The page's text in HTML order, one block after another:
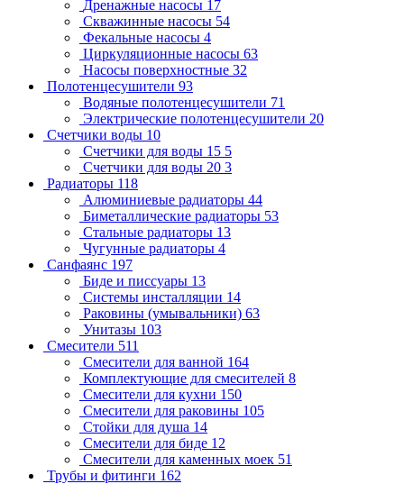
Дренажные насосы 17
Скважинные насосы 54
Фекальные насосы 4
Циркуляционные насосы 63
Насосы поверхностные 32
Полотенцесушители 93
Водяные полотенцесушители 71
Электрические полотенцесушители 20
Счетчики воды 10
Счетчики для воды 15 5
Счетчики для воды 20 3
Радиаторы 118
Алюминиевые радиаторы 44
Биметаллические радиаторы 53
Стальные радиаторы 13
Чугунные радиаторы 4
Санфаянс 197
Биде и писсуары 13
Системы инсталляции 14
Раковины (умывальники) 63
Унитазы 103
Смесители 511
Смесители для ванной 164
Комплектующие для смесителей 8
Смесители для кухни 150
Смесители для раковины 105
Стойки для душа 14
Смесители для биде 12
Смесители для каменных моек 51
Трубы и фитинги 162